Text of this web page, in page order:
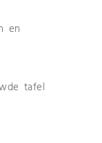
en
tafel